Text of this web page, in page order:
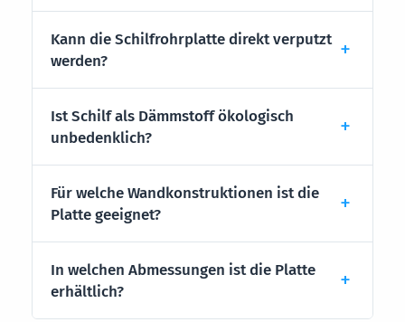
Kann die Schilfrohrplatte direkt verputzt
werden?
Ist Schilf als Dämmstoff ökologisch
unbedenklich?
Für welche Wandkonstruktionen ist die
Platte geeignet?
In welchen Abmessungen ist die Platte
erhältlich?